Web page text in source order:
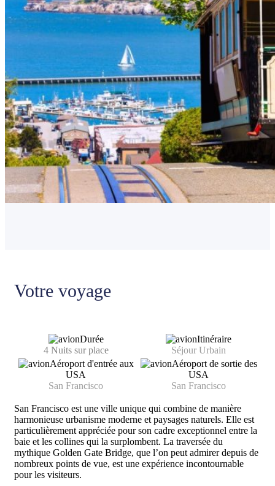
Votre voyage
Durée
4 Nuits sur place
Itinéraire
Séjour Urbain
Aéroport d'entrée aux
USA
San Francisco
Aéroport de sortie des
USA
San Francisco
San Francisco est une ville unique qui combine de manière
harmonieuse urbanisme moderne et paysages naturels. Elle est
particulièrement appréciée pour son cadre exceptionnel entre la
baie et les collines qui la surplombent. La traversée du
mythique Golden Gate Bridge, que l’on peut admirer depuis de
nombreux points de vue, est une expérience incontournable
pour les visiteurs.